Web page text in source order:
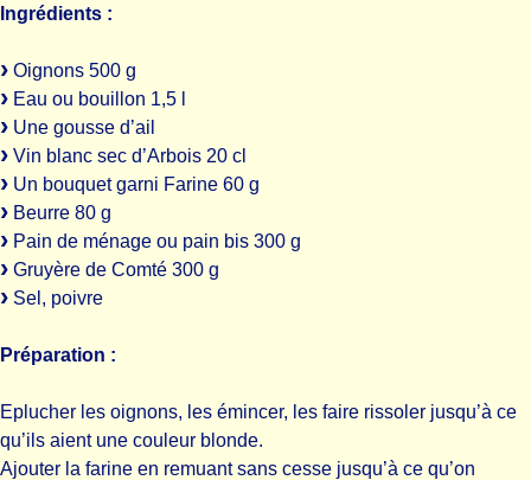
Ingrédients :
Oignons 500 g
Eau ou bouillon 1,5 l
Une gousse d’ail
Vin blanc sec d’Arbois 20 cl
Un bouquet garni Farine 60 g
Beurre 80 g
Pain de ménage ou pain bis 300 g
Gruyère de Comté 300 g
Sel, poivre
Préparation :
Eplucher les oignons, les émincer, les faire rissoler jusqu’à ce
qu’ils aient une couleur blonde.
Ajouter la farine en remuant sans cesse jusqu’à ce qu’on